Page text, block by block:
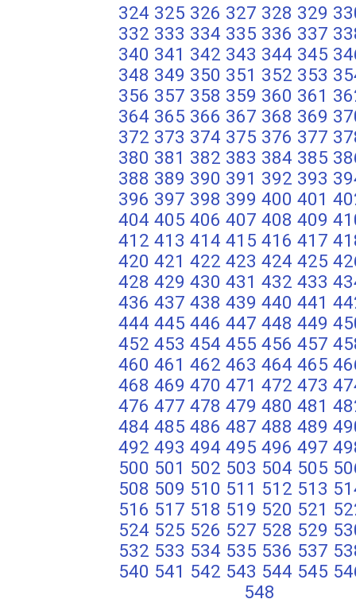
324 325 326 327 328 329
332 333 334 335 336 337
340 341 342 343 344 345
348 349 350 351 352 353
356 357 358 359 360 361
364 365 366 367 368 369
372 373 374 375 376 377
380 381 382 383 384 385
388 389 390 391 392 393
396 397 398 399 400 401
404 405 406 407 408 409
412 413 414 415 416 417
420 421 422 423 424 425
428 429 430 431 432 433
436 437 438 439 440 441
444 445 446 447 448 449
452 453 454 455 456 457
460 461 462 463 464 465
468 469 470 471 472 473
476 477 478 479 480 481
484 485 486 487 488 489
492 493 494 495 496 497
500 501 502 503 504 505
508 509 510 511 512 513
516 517 518 519 520 521
524 525 526 527 528 529
532 533 534 535 536 537
540 541 542 543 544 545
548